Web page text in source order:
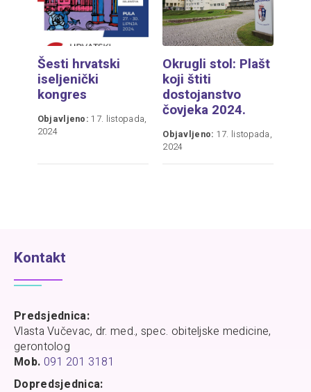
Šesti hrvatski
iseljenički
kongres
Objavljeno: 17. listopada,
2024
Okrugli stol: Plašt
koji štiti
dostojanstvo
čovjeka 2024.
Objavljeno: 17. listopada,
2024
Kontakt
Predsjednica:
Vlasta Vučevac, dr. med., spec. obiteljske medicine,
gerontolog
Mob. 091 201 3181
Dopredsjednica: